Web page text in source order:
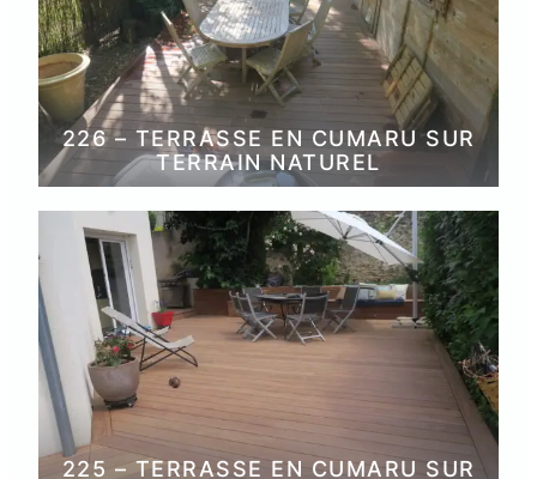
226 – TERRASSE EN CUMARU SUR
TERRAIN NATUREL
225 – TERRASSE EN CUMARU SUR